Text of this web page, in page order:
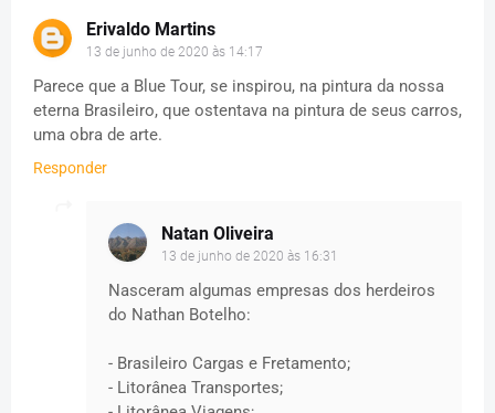
Erivaldo Martins
13 de junho de 2020 às 14:17
Parece que a Blue Tour, se inspirou, na pintura da nossa
eterna Brasileiro, que ostentava na pintura de seus carros,
uma obra de arte.
Responder
Natan Oliveira
13 de junho de 2020 às 16:31
Nasceram algumas empresas dos herdeiros
do Nathan Botelho:
- Brasileiro Cargas e Fretamento;
- Litorânea Transportes;